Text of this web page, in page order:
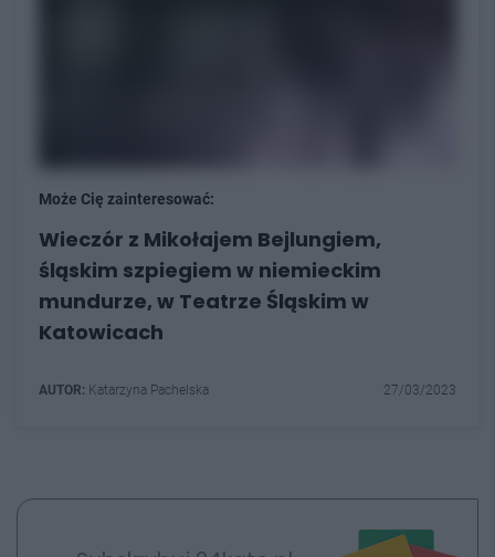
Może Cię zainteresować:
Wieczór z Mikołajem Bejlungiem,
śląskim szpiegiem w niemieckim
mundurze, w Teatrze Śląskim w
Katowicach
AUTOR: Katarzyna Pachelska 27/03/2023